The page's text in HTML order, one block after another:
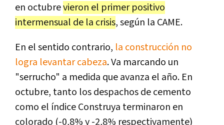
en octubrevieron el primer positivo
intermensual de la crisis, según la CAME.
En el sentido contrario, la construcción no
logra levantar cabeza. Va marcando un
"serrucho" a medida que avanza el año. En
octubre, tanto los despachos de cemento
como el índice Construya terminaron en
colorado (-0,8% y -2,8% respectivamente)